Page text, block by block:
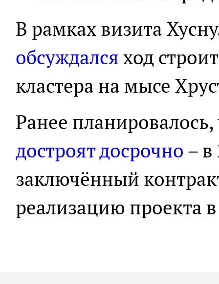
В рамках визита
обсуждалсяход
кластера на мысе
Ранее
достроят досрочно – в
заключённый
реализацию проекта